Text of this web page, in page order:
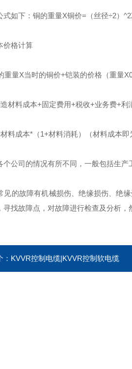
式如下：铜的重量X铜价=（丝径÷2）
价格计算
重量X当时的铜价+铠装的价格（重量
材料成本+固定费用+税收+业务费+利
料成本*（1+材料消耗）（材料成本即
个公司的情况有所不同，一般包括生
见的故障有机械损伤、绝缘损伤、绝
寻找故障点，对故障进行检查及分析
： KVVR控制电缆|KVVR控制软电缆